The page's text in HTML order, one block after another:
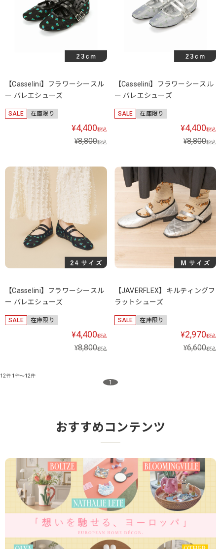
【Casselini】フラワーシースル
ー バレエシューズ
SALE 在庫限り
¥4,400税込
¥8,800税込
【Casselini】フラワーシースル
ー バレエシューズ
SALE 在庫限り
¥4,400税込
¥8,800税込
【Casselini】フラワーシースル
ー バレエシューズ
SALE 在庫限り
¥4,400税込
¥8,800税込
【JAVERFLEX】キルティングフ
ラットシューズ
SALE 在庫限り
¥2,970税込
¥6,600税込
12件 1件～12件
1
おすすめコンテンツ